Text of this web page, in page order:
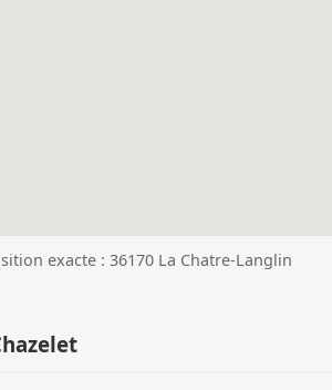
exacte : 36170 La Chatre-Langlin